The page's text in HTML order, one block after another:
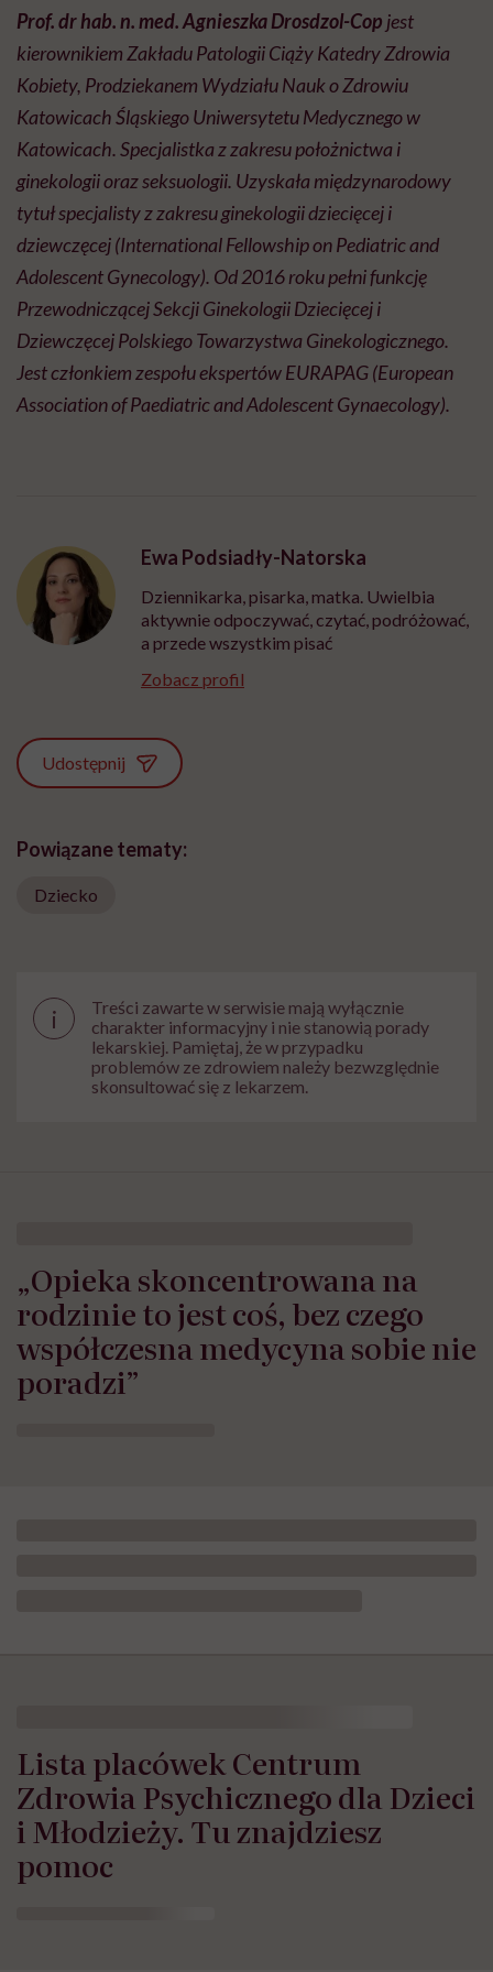
Prof. dr hab. n. med.Agnieszka Drosdzol-Cop jest
kierownikiem Zakładu Patologii Ciąży Katedry Zdrowia
Kobiety, Prodziekanem Wydziału Nauk o Zdrowiu
KatowicachŚląskiego Uniwersytetu Medycznego w
Katowicach. Specjalistka z zakresu położnictwa i
ginekologii oraz seksuologii. Uzyskała międzynarodowy
tytuł specjalisty z zakresu ginekologii dziecięcej i
dziewczęcej (International Fellowship on Pediatric and
Adolescent Gynecology). Od 2016 roku pełni funkcję
Przewodniczącej Sekcji Ginekologii Dziecięcej i
Dziewczęcej Polskiego Towarzystwa Ginekologicznego.
Jest członkiem zespołu ekspertów EURAPAG (European
Association of Paediatric and Adolescent Gynaecology).
Ewa Podsiadły-Natorska
Dziennikarka, pisarka, matka. Uwielbia
aktywnie odpoczywać, czytać, podróżować,
a przede wszystkim pisać
Zobacz profil
Udostępnij
Powiązane tematy:
Dziecko
i
Treści zawarte w serwisie mają wyłącznie
charakter informacyjny i nie stanowią porady
lekarskiej. Pamiętaj, że w przypadku
problemów ze zdrowiem należy bezwzględnie
skonsultować się z lekarzem.
„Opieka skoncentrowana na
rodzinie to jest coś, bez czego
współczesna medycyna sobie nie
poradzi”
Lista placówek Centrum
Zdrowia Psychicznego dla Dzieci
i Młodzieży. Tu znajdziesz
pomoc